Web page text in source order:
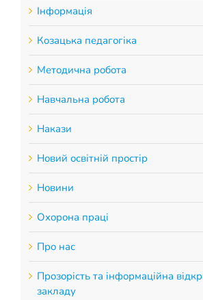
Інформація
Козацька педагогіка
Методична робота
Навчальна робота
Накази
Новий освітній простір
Новини
Охорона праці
Про нас
Прозорість та інформаційна
закладу